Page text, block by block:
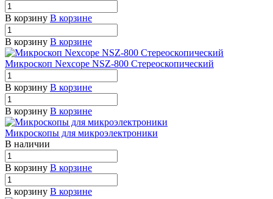
В корзину В корзине
В корзину В корзине
Микроскоп Nexcope NSZ-800 Стереоскопический
В корзину В корзине
В корзину В корзине
Микроскопы для микроэлектроники
В наличии
В корзину В корзине
В корзину В корзине